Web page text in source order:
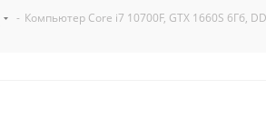
- Компьютер Core i7 10700F, GTX 1660S 6Гб,